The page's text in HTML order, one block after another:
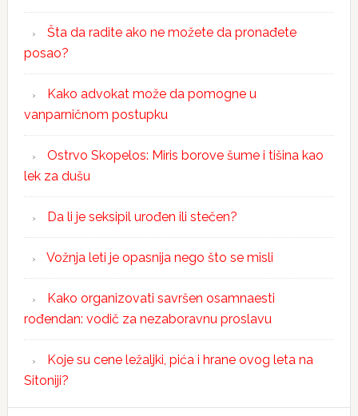
Šta da radite ako ne možete da pronađete
posao?
Kako advokat može da pomogne u
vanparničnom postupku
Ostrvo Skopelos: Miris borove šume i tišina kao
lek za dušu
Da li je seksipil urođen ili stečen?
Vožnja leti je opasnija nego što se misli
Kako organizovati savršen osamnaesti
rođendan: vodič za nezaboravnu proslavu
Koje su cene ležaljki, pića i hrane ovog leta na
Sitoniji?